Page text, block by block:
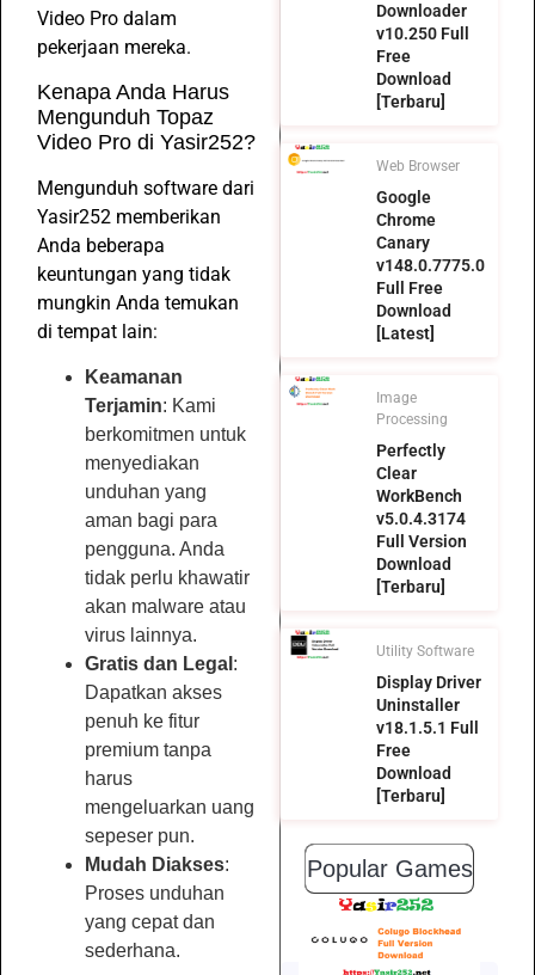
Video Pro dalam
pekerjaan mereka.
Kenapa Anda Harus
Mengunduh Topaz
Video Pro di Yasir252?
Mengunduh software dari
Yasir252 memberikan
Anda beberapa
keuntungan yang tidak
mungkin Anda temukan
di tempat lain:
Keamanan
Terjamin: Kami
berkomitmen untuk
menyediakan
unduhan yang
aman bagi para
pengguna. Anda
tidak perlu khawatir
akan malware atau
virus lainnya.
Gratis dan Legal :
Dapatkan akses
penuh ke fitur
premium tanpa
harus
mengeluarkan uang
sepeser pun.
Mudah Diakses:
Proses unduhan
yang cepat dan
sederhana.
Downloader
v10.250 Full
Free
Download
[Terbaru]
Web Browser
Google
Chrome
Canary
v148.0.7775.0
Full Free
Download
[Latest]
Image
Processing
Perfectly
Clear
WorkBench
v5.0.4.3174
Full Version
Download
[Terbaru]
Utility Software
Display Driver
Uninstaller
v18.1.5.1 Full
Free
Download
[Terbaru]
Popular Games